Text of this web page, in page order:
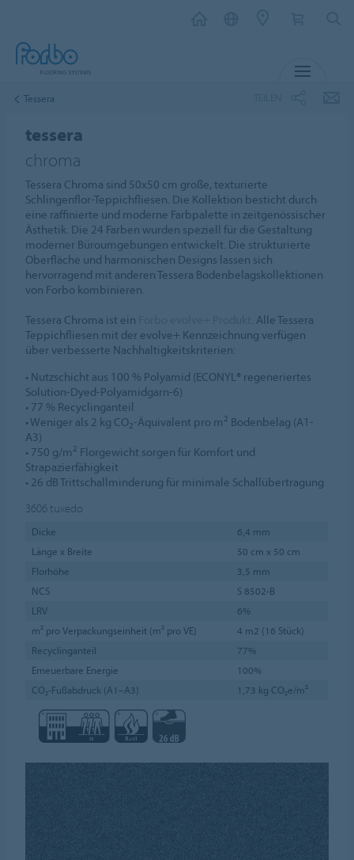
Tessera
tessera
chroma
Tessera Chroma sind 50x50 cm große, texturierte
Schlingenflor-Teppichfliesen. Die Kollektion besticht durch
eine raffinierte und moderne Farbpalette in zeitgenössischer
Ästhetik. Die 24 Farben wurden speziell für die Gestaltung
moderner Büroumgebungen entwickelt. Die strukturierte
Oberfläche und harmonischen Designs lassen sich
hervorragend mit anderen Tessera Bodenbelagskollektionen
von Forbo kombinieren.
Tessera Chroma ist ein
. Alle Tessera
Teppichfliesen mit der evolve+ Kennzeichnung verfügen
über verbesserte Nachhaltigkeitskriterien:
• Nutzschicht aus 100 % Polyamid (ECONYL® regeneriertes
Solution-Dyed-Polyamidgarn-6)
• 77 % Recyclinganteil
• Weniger als 2 kg CO2-Äquivalent pro m 2 Bodenbelag (A1-
A3)
• 750 g/m 2 Florgewicht sorgen für Komfort und
Strapazierfähigkeit
• 26 dB Trittschallminderung für minimale Schallübertragung
3606tuxedo
Dicke
6,4 mm
Länge x Breite
50 cm x 50 cm
Florhöhe
3,5 mm
NCS
S 8502-B
LRV
6%
m² pro Verpackungseinheit (m² pro VE)
4 m2 (16 Stück)
Recyclinganteil
77%
Erneuerbare Energie
100%
CO₂-Fußabdruck (A1–A3)
1,73 kg CO₂e/m²